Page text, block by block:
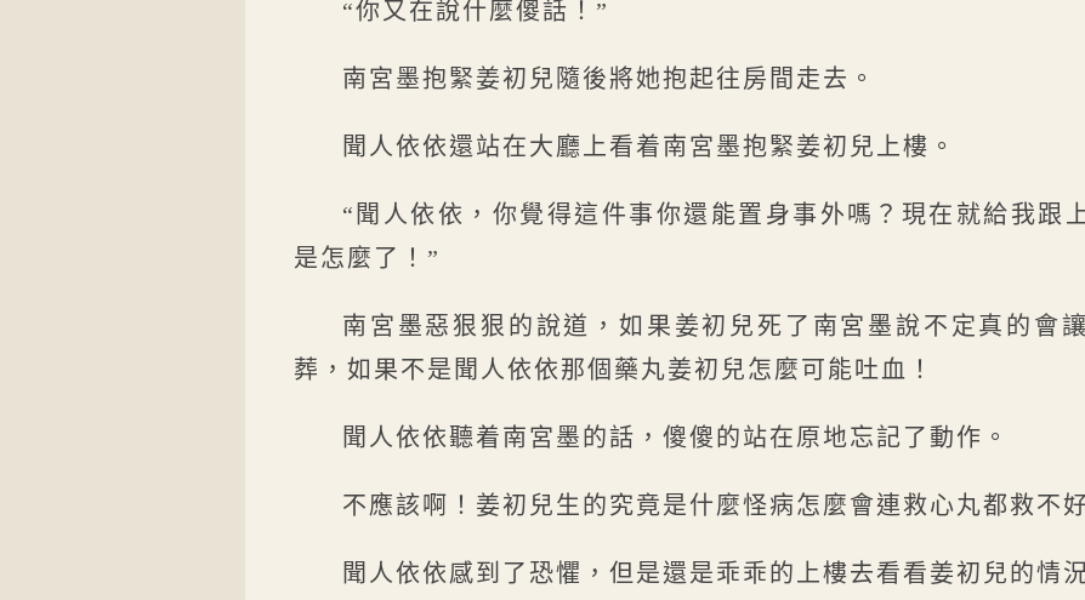
“你又在說什麼傻話！”
南宮墨抱緊姜初兒隨後將她抱起往房間走去。
聞人依依還站在大廳上看着南宮墨抱緊姜初兒上樓。
“聞人依依，你覺得這件事你還能置身事外嗎？現在就給我跟
是怎麼了！”
南宮墨惡狠狠的說道，如果姜初兒死了南宮墨說不定真的會
葬，如果不是聞人依依那個藥丸姜初兒怎麼可能吐血！
聞人依依聽着南宮墨的話，傻傻的站在原地忘記了動作。
不應該啊！姜初兒生的究竟是什麼怪病怎麼會連救心丸都救不
聞人依依感到了恐懼，但是還是乖乖的上樓去看看姜初兒的情況